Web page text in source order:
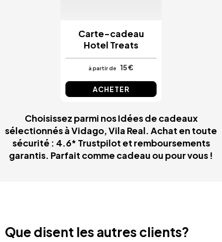
Carte-cadeau
Hotel Treats
à partir de 15 €
ACHETER
Choisissez parmi nos Idées de cadeaux
sélectionnés à Vidago, Vila Real. Achat en toute
sécurité : 4.6* Trustpilot et remboursements
garantis. Parfait comme cadeau ou pour vous !
Que disent les autres clients?